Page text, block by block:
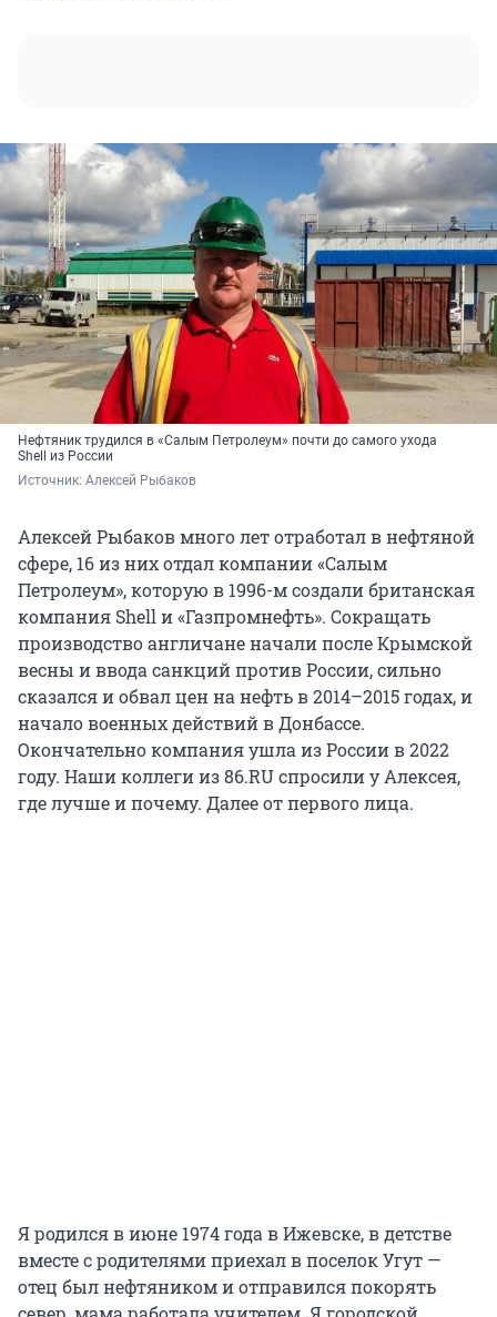
Нефтяник трудился в «Салым Петролеум» почти до самого ухода
Shell из России
Источник: Алексей Рыбаков
Алексей Рыбаков много лет отработал в нефтяной
сфере, 16 из них отдал компании «Салым
Петролеум», которую в 1996-м создали британская
компания Shell и «Газпромнефть». Сокращать
производство англичане начали после Крымской
весны и ввода санкций против России, сильно
сказался и обвал цен на нефть в 2014–2015 годах, и
начало военных действий в Донбассе.
Окончательно компания ушла из России в 2022
году. Наши коллеги из 86.RU спросили у Алексея,
где лучше и почему. Далее от первого лица.
Я родился в июне 1974 года в Ижевске, в детстве
вместе с родителями приехал в поселок Угут —
отец был нефтяником и отправился покорять